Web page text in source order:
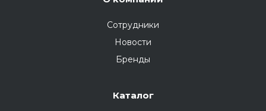
Сотрудники
Новости
Бренды
Каталог